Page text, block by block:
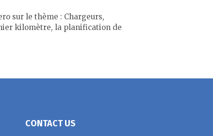
sur le thème : Chargeurs,
kilomètre, la planification de
CONTACT US